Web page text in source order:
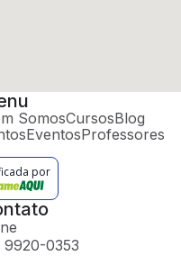
SomosCursosBlog
EventosProfessores
por
9920-0353